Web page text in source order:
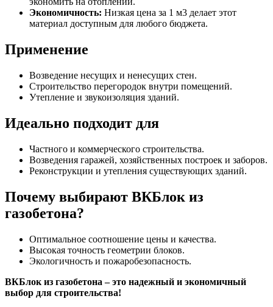
Экономичность: Низкая цена за 1 м3 делает этот
материал доступным для любого бюджета.
Применение
Возведение несущих и ненесущих стен.
Строительство перегородок внутри помещений.
Утепление и звукоизоляция зданий.
Идеально подходит для
Частного и коммерческого строительства.
Возведения гаражей, хозяйственных построек и заборов.
Реконструкции и утепления существующих зданий.
Почему выбирают ВКБлок из
газобетона?
Оптимальное соотношение цены и качества.
Высокая точность геометрии блоков.
Экологичность и пожаробезопасность.
ВКБлок из газобетона – это надежный и экономичный
выбор для строительства!